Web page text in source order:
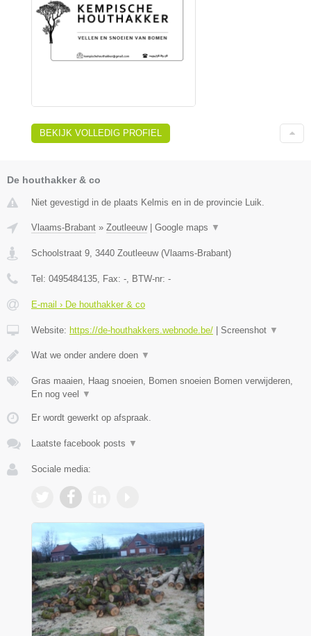
BEKIJK VOLLEDIG PROFIEL
De houthakker & co
Niet gevestigd in de plaats Kelmis en in de provincie Luik.
Vlaams-Brabant » Zoutleeuw| Google maps ▼
Schoolstraat 9, 3440 Zoutleeuw(Vlaams-Brabant)
Tel: 0495484135, Fax: -, BTW-nr: -
E-mail › De houthakker & co
Website: https://de-houthakkers.webnode.be/ Screenshot ▼
Wat we onder andere doen ▼
Gras maaien, Haag snoeien, Bomen snoeien Bomen verwijderen,
En nog veel
▼
Er wordt gewerkt op afspraak.
Laatste facebook posts ▼
Sociale media: